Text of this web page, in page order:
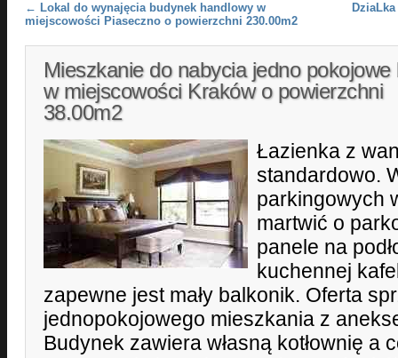
Post navigation
← Lokal do wynajęcia budynek handlowy w
miejscowości Piaseczno o powierzchni 230.00m2
Mieszkanie do nabycia jedno pokojowe
w miejscowości Kraków o powierzchni
38.00m2
Łazienka z
standardowo.
parkingowych
martwić o
panele na
kuchennej
zapewne jest mały balkonik. Oferta
jednopokojowego mieszkania z
Budynek zawiera własną kotłownię a